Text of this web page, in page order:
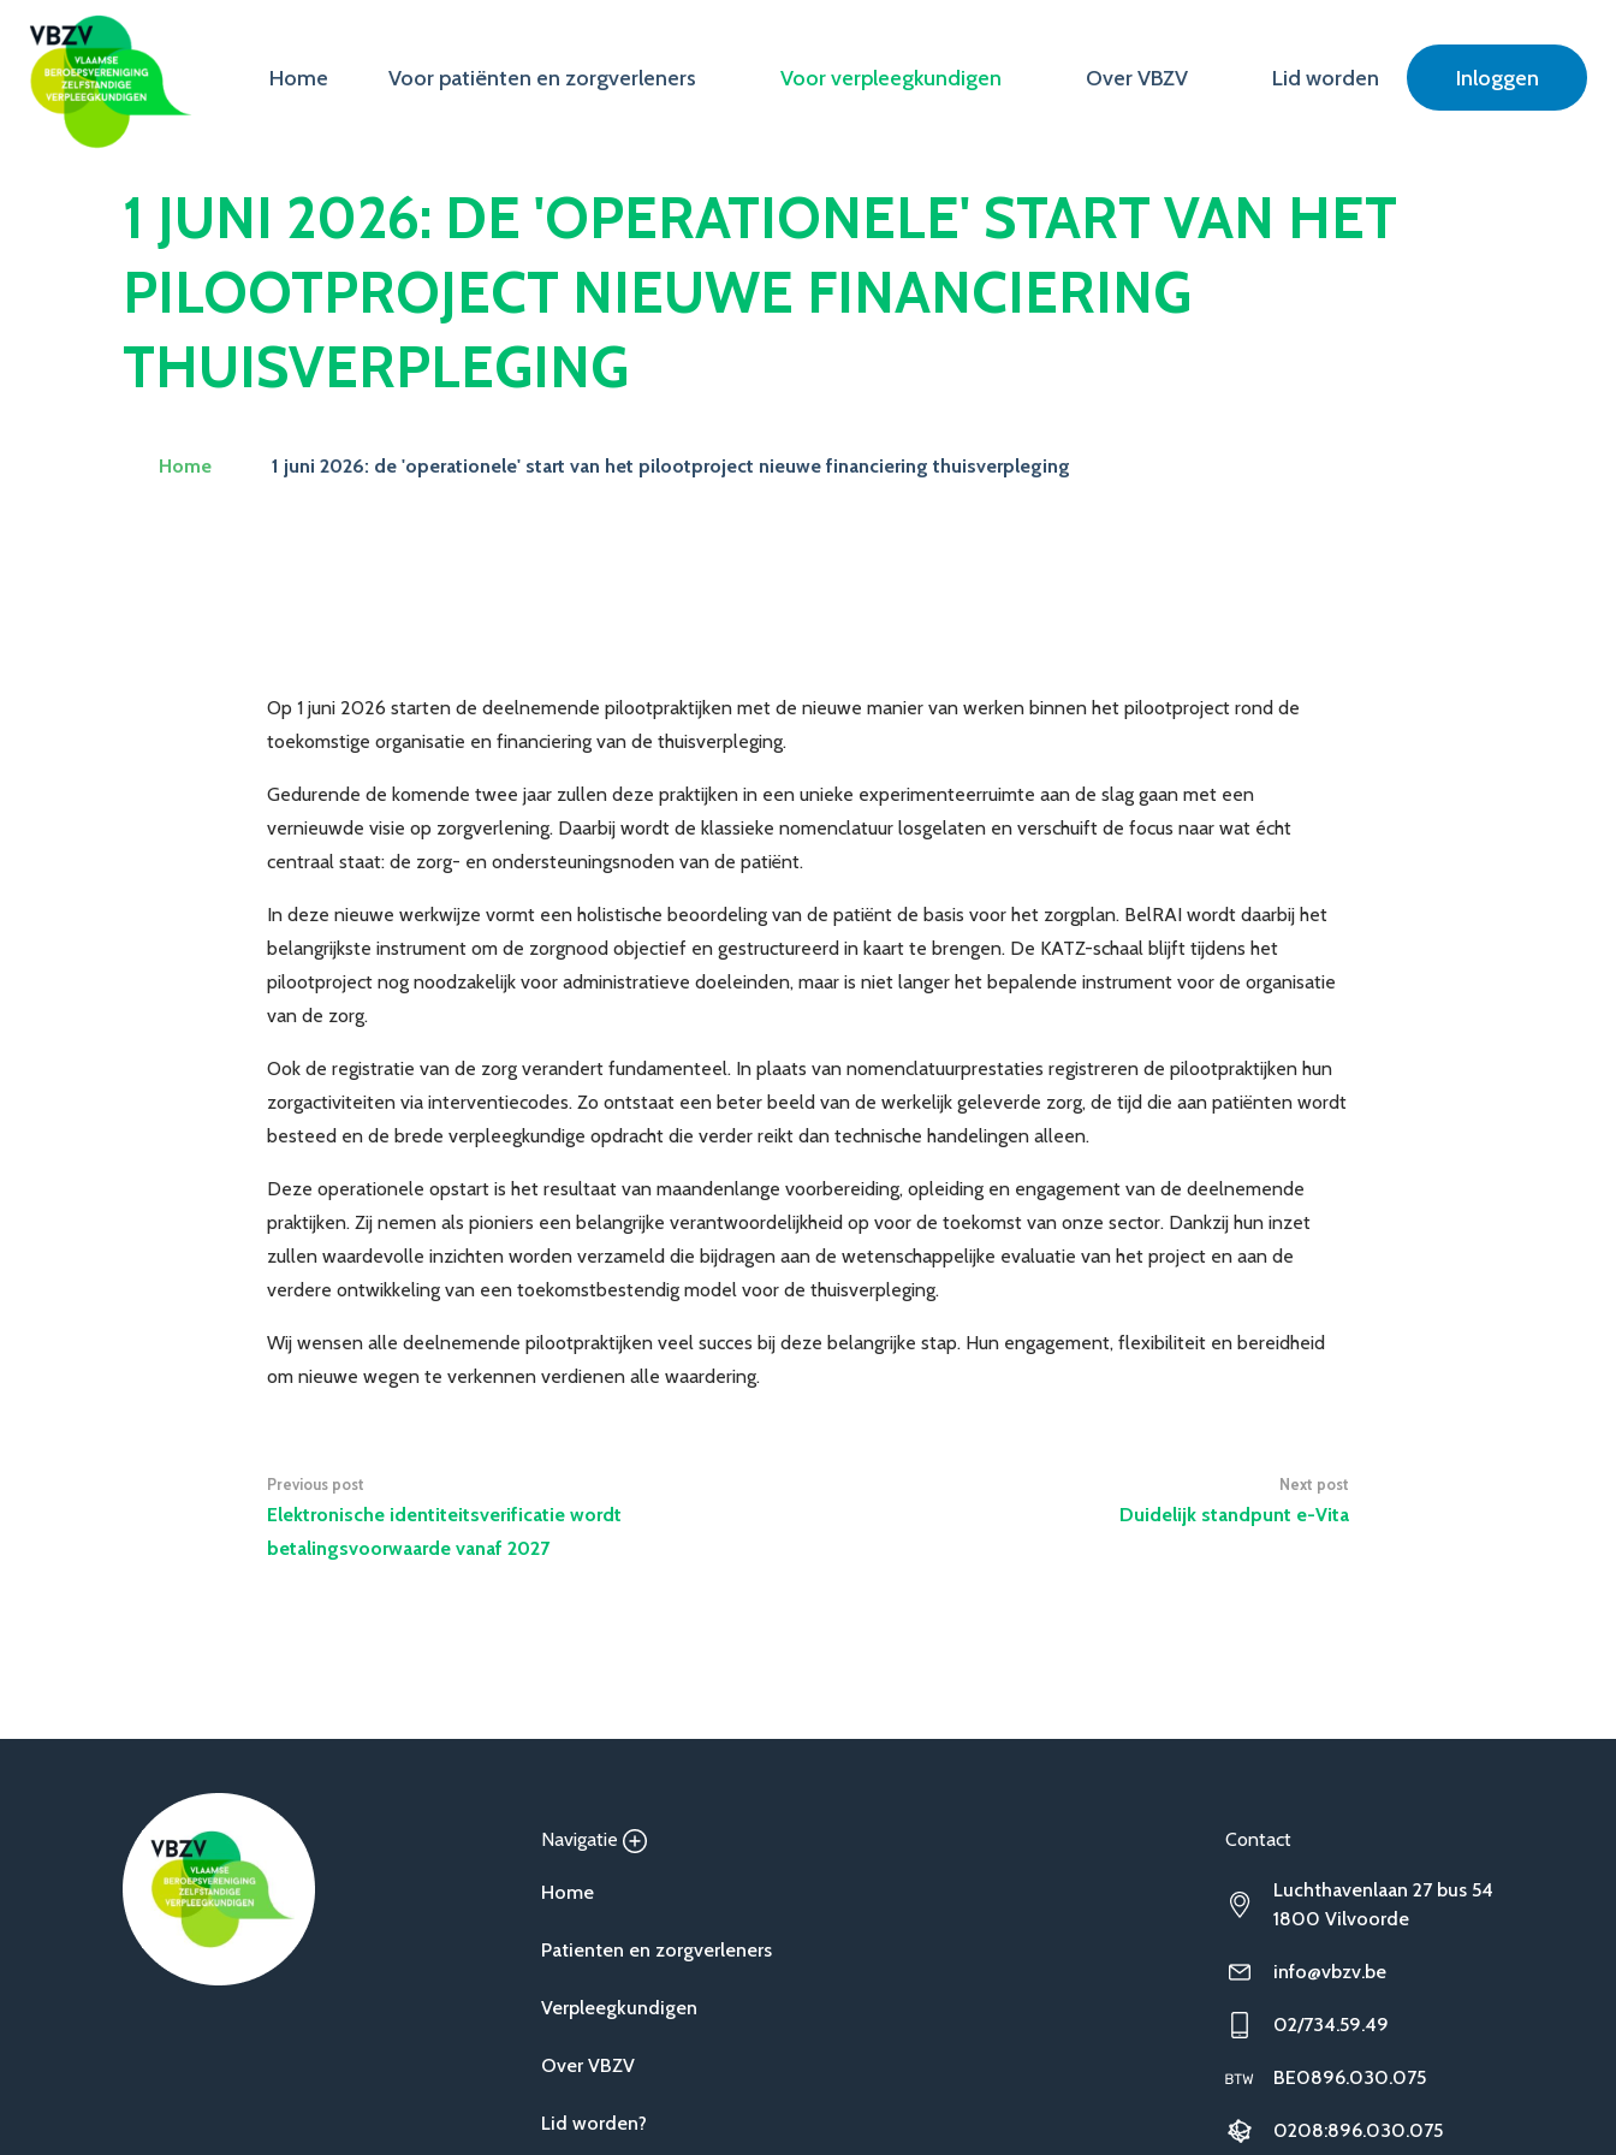
Home Voor patiënten en zorgverleners Voor verpleegkundigen Over VBZV Lid worden Inloggen
1 JUNI 2026: DE 'OPERATIONELE' START VAN HET
PILOOTPROJECT NIEUWE FINANCIERING
THUISVERPLEGING
Home 1 juni 2026: de 'operationele' start van het pilootproject nieuwe financiering thuisverpleging
Op 1 juni 2026 starten de deelnemende pilootpraktijken met de nieuwe manier van werken binnen het pilootproject rond de
toekomstige organisatie en financiering van de thuisverpleging.
Gedurende de komende twee jaar zullen deze praktijken in een unieke experimenteerruimte aan de slag gaan met een
vernieuwde visie op zorgverlening. Daarbij wordt de klassieke nomenclatuur losgelaten en verschuift de focus naar wat écht
centraal staat: de zorg- en ondersteuningsnoden van de patiënt.
In deze nieuwe werkwijze vormt een holistische beoordeling van de patiënt de basis voor het zorgplan. BelRAI wordt daarbij het
belangrijkste instrument om de zorgnood objectief en gestructureerd in kaart te brengen. De KATZ-schaal blijft tijdens het
pilootproject nog noodzakelijk voor administratieve doeleinden, maar is niet langer het bepalende instrument voor de organisatie
van de zorg.
Ook de registratie van de zorg verandert fundamenteel. In plaats van nomenclatuurprestaties registreren de pilootpraktijken hun
zorgactiviteiten via interventiecodes. Zo ontstaat een beter beeld van de werkelijk geleverde zorg, de tijd die aan patiënten wordt
besteed en de brede verpleegkundige opdracht die verder reikt dan technische handelingen alleen.
Deze operationele opstart is het resultaat van maandenlange voorbereiding, opleiding en engagement van de deelnemende
praktijken. Zij nemen als pioniers een belangrijke verantwoordelijkheid op voor de toekomst van onze sector. Dankzij hun inzet
zullen waardevolle inzichten worden verzameld die bijdragen aan de wetenschappelijke evaluatie van het project en aan de
verdere ontwikkeling van een toekomstbestendig model voor de thuisverpleging.
Wij wensen alle deelnemende pilootpraktijken veel succes bij deze belangrijke stap. Hun engagement, flexibiliteit en bereidheid
om nieuwe wegen te verkennen verdienen alle waardering.
Previous post
Elektronische identiteitsverificatie wordt
betalingsvoorwaarde vanaf 2027
Next post
Duidelijk standpunt e-Vita
Navigatie
Home
Patienten en zorgverleners
Verpleegkundigen
Over VBZV
Lid worden?
Contact
Luchthavenlaan 27 bus 54
1800 Vilvoorde
info@vbzv.be
02/734.59.49
BE0896.030.075
0208:896.030.075